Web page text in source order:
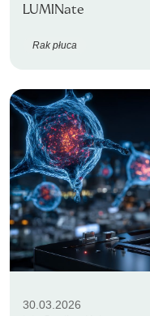
LUMINate
Rak płuca
30.03.2026